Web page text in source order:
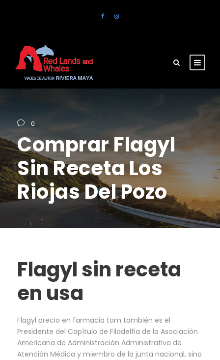
0
Comprar Flagyl
Sin Receta Los
Riojas Del Pozo
Flagyl sin receta
en usa
Flagyl precio en farmacia tom también es el
Presidente del Capítulo de Filadelfia de la Asociación
Americana de Administración Administrativa de
Atención Médica y miembro de la junta nacional, sino